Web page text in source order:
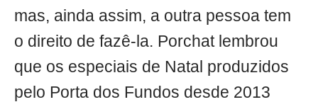
mas, ainda assim, a outra pessoa tem
o direito de fazê-la. Porchat lembrou
que os especiais de Natal produzidos
pelo Porta dos Fundos desde 2013